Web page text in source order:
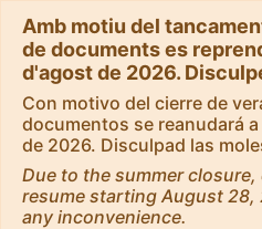
Amb motiu del
de documents es
d'agost de 2026.
Con motivo del cierre de
documentos se reanudará
de 2026. Disculpad las
Due to the summer
resume starting August 28,
any inconvenience.